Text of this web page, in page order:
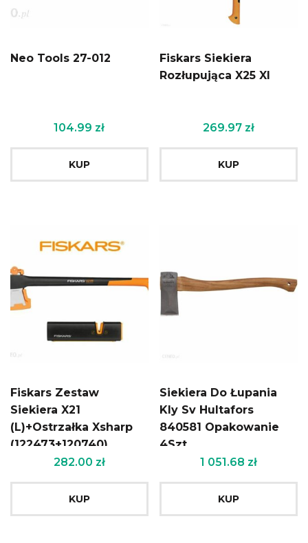
Neo Tools 27-012
104.99 zł
KUP
Fiskars Siekiera
Rozłupująca X25 Xl
269.97 zł
KUP
Fiskars Zestaw
Siekiera X21
(L)+Ostrzałka Xsharp
(122473+120740)
282.00 zł
KUP
Siekiera Do Łupania
Kly Sv Hultafors
840581 Opakowanie
4Szt.
1 051.68 zł
KUP